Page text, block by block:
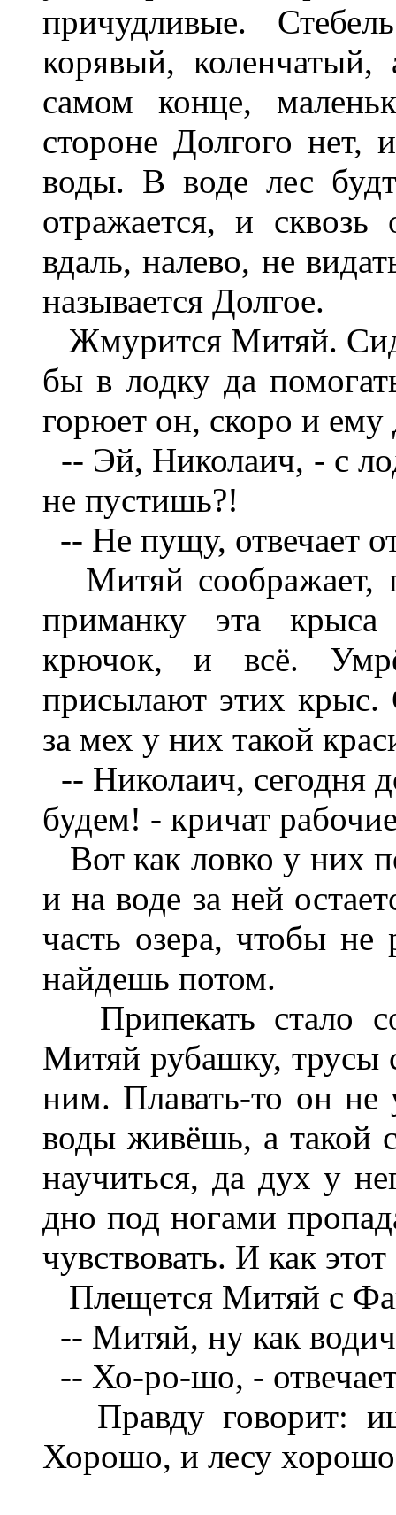
причудливые.
корявый, коленчатый,
самом конце,
стороне Долгого нет,
воды. В воде лес
отражается, и
вдаль, налево, не
называется Долгое.
Жмурится Митяй.
бы в лодку да
горюет он, скоро и ему
-- Эй, Николаич, - с
не пустишь?!
-- Не пущу, отвечает
Митяй соображает,
приманку эта крыса
крючок, и всё.
присылают этих крыс.
за мех у них такой
-- Николаич, сегодня
будем! - кричат
Вот как ловко у них
и на воде за ней
часть озера, чтобы
найдешь потом.
Припекать стало
Митяй рубашку, трусы
ним. Плавать-то он не
воды живёшь, а такой
научиться, да дух у
дно под ногами
чувствовать. И как
Плещется Митяй с
-- Митяй, ну как
-- Хо-ро-шо, -
Правду говорит:
Хорошо, и лесу